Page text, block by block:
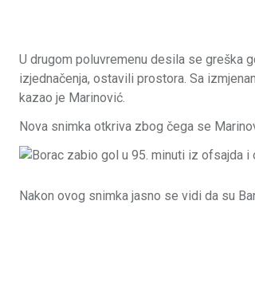
U drugom poluvremenu desila se greška
izjednačenja, ostavili prostora. Sa
kazao je Marinović.
Nova snimka otkriva zbog čega se
Nakon ovog snimka jasno se vidi da su